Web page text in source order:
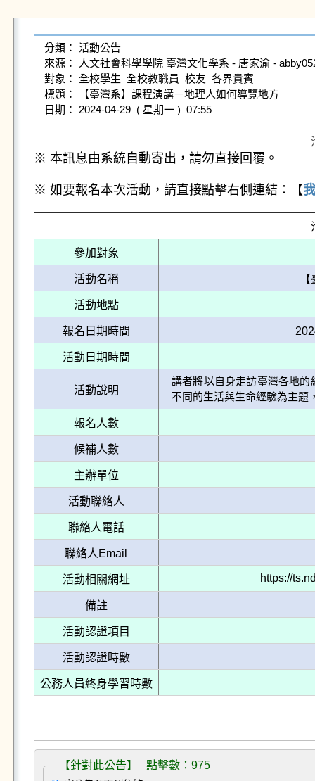
分類： 活動公告
來源： 人文社會科學學院 臺灣文化學系 - 唐家渝 -
對象： 全校學生_全校教職員_校友_各界貴賓
標題： 【臺灣系】課程演講－地理人如何導覽地方
日期： 2024-04-29  ( 星期一 )  07:55
※ 本訊息由系統自動寄出，請勿直接回覆。
※ 如要報名本次活動，請直接點擊右側連結：【
參加對象
活動名稱
活動地點
報名日期時間
活動日期時間
活動說明
講者將以自身走訪臺灣各地
不同的生活與生命經驗為主題
報名人數
候補人數
主辦單位
活動聯絡人
聯絡人電話
聯絡人Email
活動相關網址 https://
備註
活動認證項目
活動認證時數
公務人員終身學習時數
【針對此公告】 點擊數：975